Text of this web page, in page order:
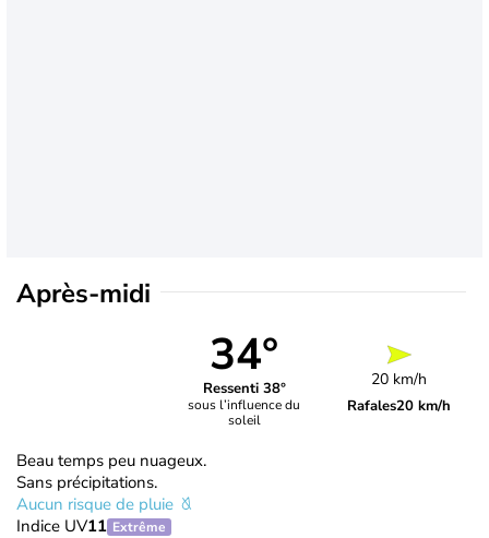
Après-midi
34°
Ressenti 38°
sous l’influence du
soleil
20 km/h
Rafales20 km/h
Beau temps peu nuageux.
Sans précipitations.
Aucun risque de pluie
Indice UV11 Extrême